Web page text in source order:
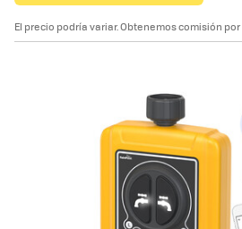
El precio podría variar. Obtenemos comisión